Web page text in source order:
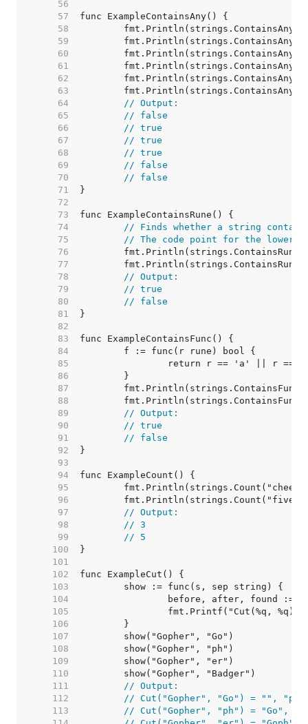
    56
    57
    58
    59
    60
    61
    62
    63
    64
// Output:
    65
// false
    66
// true
    67
// true
    68
// true
    69
// false
    70
// false
    71
    72
    73
    74
// Finds whether a string
    75
// The code point for the
    76
    77
    78
// Output:
    79
// true
    80
// false
    81
    82
    83
    84
    85
    86
    87
    88
    89
// Output:
    90
// true
    91
// false
    92
    93
    94
    95
    96
    97
// Output:
    98
// 3
    99
// 5
   100
   101
   102
   103
   104
   105
   106
   107
   108
   109
   110
   111
// Output:
   112
// Cut("Gopher", "Go") = "",
   113
// Cut("Gopher", "ph") = "Go",